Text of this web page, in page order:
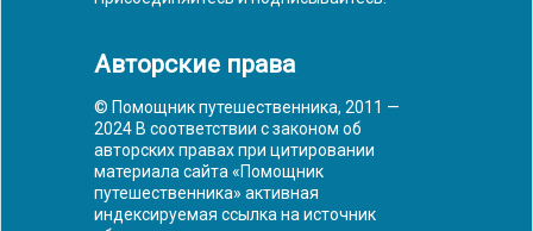
Авторские права
© Помощник путешественника, 2011 —
2024 В соответствии с законом об
авторских правах при цитировании
материала сайта «Помощник
путешественника» активная
индексируемая ссылка на источник